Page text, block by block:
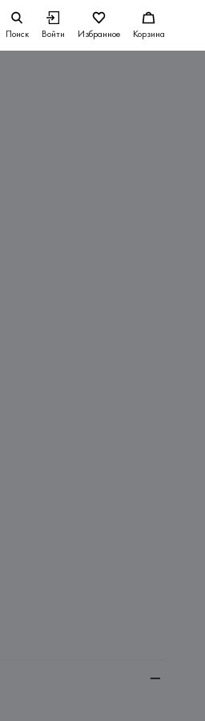
Поиск Войти Избранное Корзина